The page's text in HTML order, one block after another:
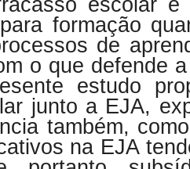
escolar
formação
de
o que defende
estudo
junto a EJA,
também,
na EJA